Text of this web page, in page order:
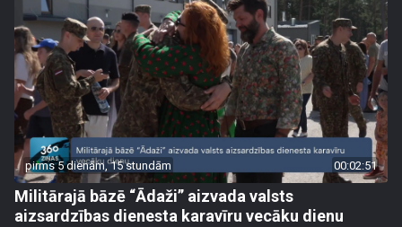
pirms 5 dienām, 15 stundām 00:02:51
Militārajā bāzē “Ādaži” aizvada valsts
aizsardzības dienesta karavīru vecāku dienu